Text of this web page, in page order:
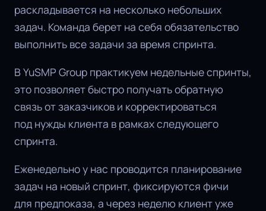
раскладывается на несколько небольших
задач. Команда берет на себя обязательство
выполнить все задачи за время спринта.
В YuSMP Group практикуем недельные спринты,
это позволяет быстро получать обратную
связь от заказчиков и корректироваться
под нужды клиента в рамках следующего
спринта.
Еженедельно у нас проводится планирование
задач на новый спринт, фиксируются фичи
для предпоказа, а через неделю клиент уже